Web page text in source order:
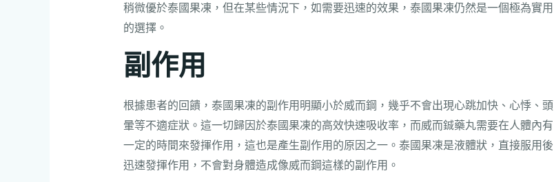
稍微優於泰國果凍，但在某些情況下，如需要迅速的效果，泰國果凍仍然是一個極為實用
的選擇。
副作用
根據患者的回饋，泰國果凍的副作用明顯小於威而鋼，幾乎不會出現心跳加快、心悸、頭
暈等不適症狀。這一切歸因於泰國果凍的高效快速吸收率，而威而鋮藥丸需要在人體內有
一定的時間來發揮作用，這也是產生副作用的原因之一。泰國果凍是液體狀，直接服用後
迅速發揮作用，不會對身體造成像威而鋼這樣的副作用。